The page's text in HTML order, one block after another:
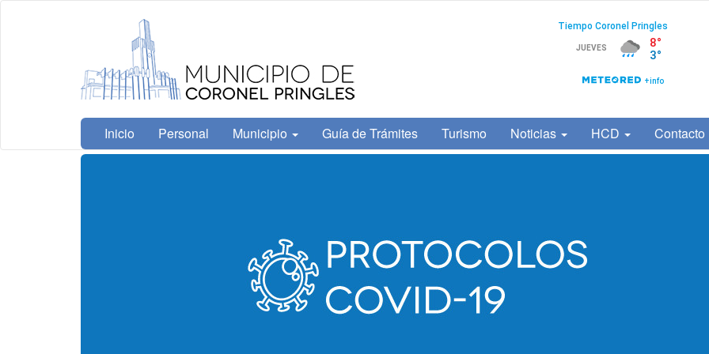
Municipalidad
de Coronel
Inicio Personal Municipio Guía de Trámites Turismo Noticias HCD Contacto
Contenido